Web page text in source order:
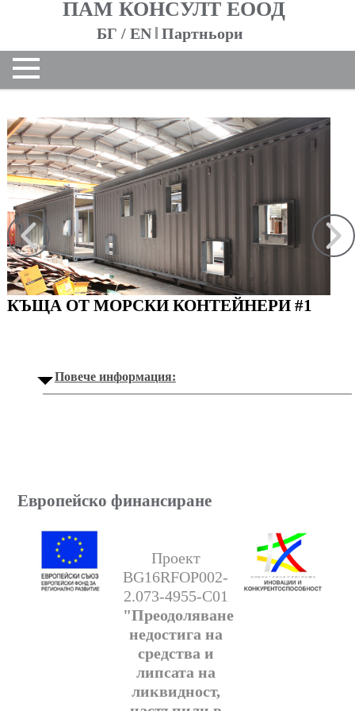
ПАМ КОНСУЛТ ЕООД
ЗА НАС
За фирмата
Екип
ПРОЕКТИ
Жилищни сгради
Обществени сгради
Контейнери
Индустриални сгради
Интериор
Реализирани
БГ / EN Партньори
КЪЩА ОТ МОРСКИ КОНТЕЙНЕРИ #1
Повече информация:
Европейско финансиране
Проект
BG16RFOP002-
2.073-4955-C01
"Преодоляване
недостига на
средства и
липсата на
ликвидност,